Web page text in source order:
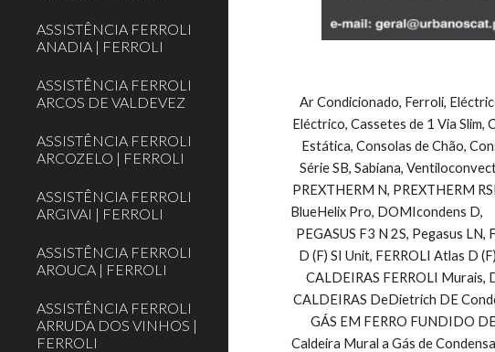
ASSISTÊNCIA FERROLI
ANADIA | FERROLI
ASSISTÊNCIA FERROLI
ARCOS DE VALDEVEZ
ASSISTÊNCIA FERROLI
ARCOZELO | FERROLI
ASSISTÊNCIA FERROLI
ARGIVAI | FERROLI
ASSISTÊNCIA FERROLI
AROUCA | FERROLI
ASSISTÊNCIA FERROLI
ARRUDA DOS VINHOS |
FERROLI
Ar Condicionado, Ferroli,
Eléctrico, Cassetes de 1 Via Slim,
Estática, Consolas de Chão,
Série SB, Sabiana,
PREXTHERM N, PREXTHERM
BlueHelix Pro, DOMIcondens D,
PEGASUS F3 N 2S, Pegasus
D (F) SI Unit, FERROLI Atlas D
CALDEIRAS FERROLI Murais,
CALDEIRAS DeDietrich DE
GÁS EM FERRO FUNDIDO
Caldeira Mural a Gás de